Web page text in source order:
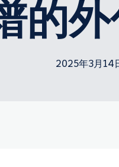
的外
2025年3月14